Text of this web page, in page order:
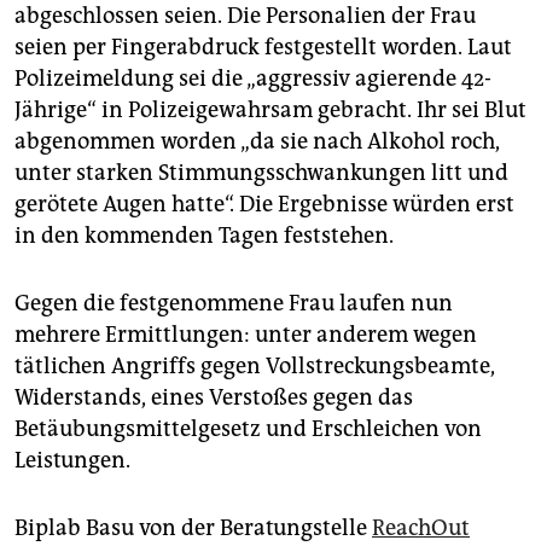
abgeschlossen seien. Die Personalien der Frau
seien per Fingerabdruck festgestellt worden. Laut
Polizeimeldung sei die „aggressiv agierende 42-
Jährige“ in Polizeigewahrsam gebracht. Ihr sei Blut
abgenommen worden „da sie nach Alkohol roch,
unter starken Stimmungsschwankungen litt und
gerötete Augen hatte“. Die Ergebnisse würden erst
in den kommenden Tagen feststehen.
Gegen die festgenommene Frau laufen nun
mehrere Ermittlungen: unter anderem wegen
tätlichen Angriffs gegen Vollstreckungsbeamte,
Widerstands, eines Verstoßes gegen das
Betäubungsmittelgesetz und Erschleichen von
Leistungen.
Biplab Basu von der BeratungstelleReachOut